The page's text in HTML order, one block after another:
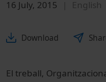
16 July, 2015 English
Download
El treball,